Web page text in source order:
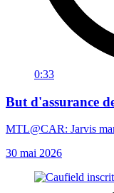
0:33
But d'assurance
MTL@CAR: Jarvis
30 mai 2026